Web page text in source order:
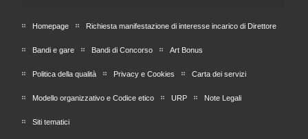
Homepage Richiesta manifestazione di interesse incarico di Direttore
Bandi e gare Bandi di Concorso Art Bonus
Politica della qualità Privacy e Cookies Carta dei servizi
Modello organizzativo e Codice etico URP Note Legali
Siti tematici